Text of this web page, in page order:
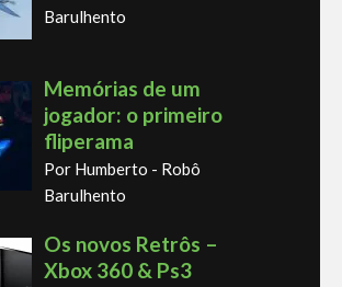
Barulhento
Memórias de um
jogador: o primeiro
fliperama
Por Humberto - Robô
Barulhento
Os novos Retrôs –
Xbox 360 & Ps3